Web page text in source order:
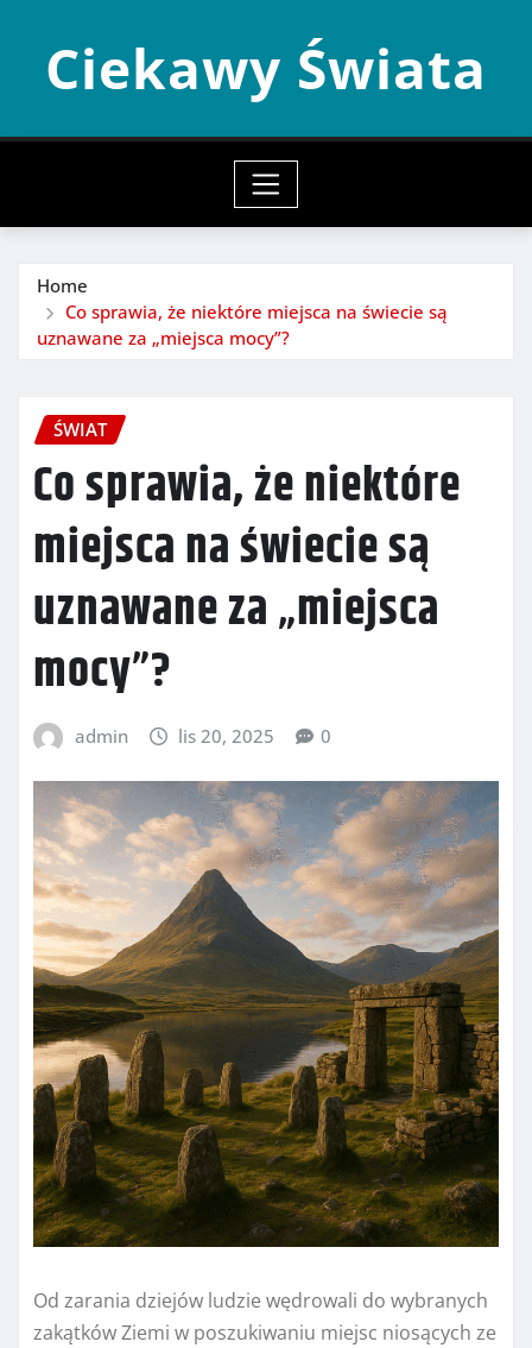
contentCiekawy Świata
Home
Co sprawia, że niektóre miejsca na świecie są
uznawane za „miejsca mocy”?
ŚWIAT
Co sprawia, że niektóre
miejsca na świecie są
uznawane za „miejsca
mocy”?
admin lis 20, 2025 0
Od zarania dziejów ludzie wędrowali do wybranych
zakątków Ziemi w poszukiwaniu miejsc niosących ze